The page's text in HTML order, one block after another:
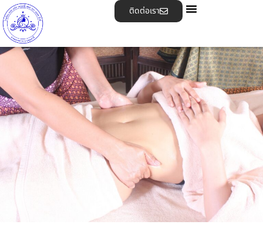
ติดต่อเรา